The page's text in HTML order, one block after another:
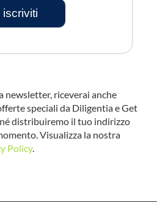
iscriviti
newsletter, riceverai anche
speciali da Diligentia e Get
distribuiremo il tuo indirizzo
Visualizza la nostra
Policy.